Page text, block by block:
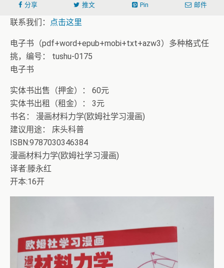
分享 推文 Pin 邮件
联系我们： 点击这里
电子书（pdf+word+epub+mobi+txt+azw3）多种格式任
挑，编号： tushu-0175
电子书
实体书出售（押金）： 60元
实体书出租（租金）： 3元
书名： 漫画材料力学(欧姆社学习漫画)
建议用途： 床头科普
ISBN:9787030346384
漫画材料力学(欧姆社学习漫画)
译者:滕永红
开本:16开